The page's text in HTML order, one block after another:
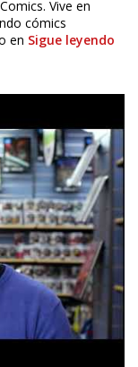
Vive en
cómics
en Sigue leyendo